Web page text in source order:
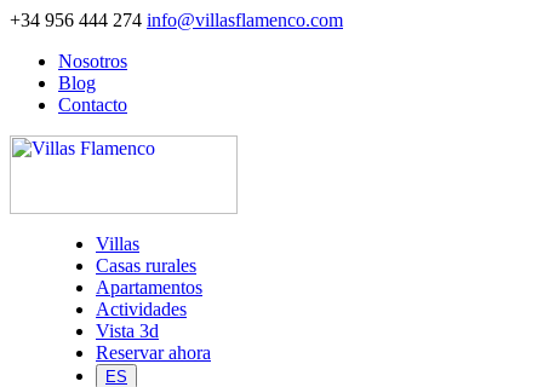
+34 956 444 274 info@villasflamenco.com
Nosotros
Blog
Contacto
Villas
Casas rurales
Apartamentos
Actividades
Vista 3d
Reservar ahora
ES